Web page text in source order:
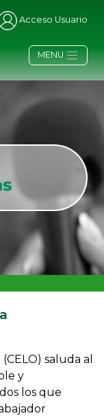
Acceso Usuario
MENU
saluda al
y
los que